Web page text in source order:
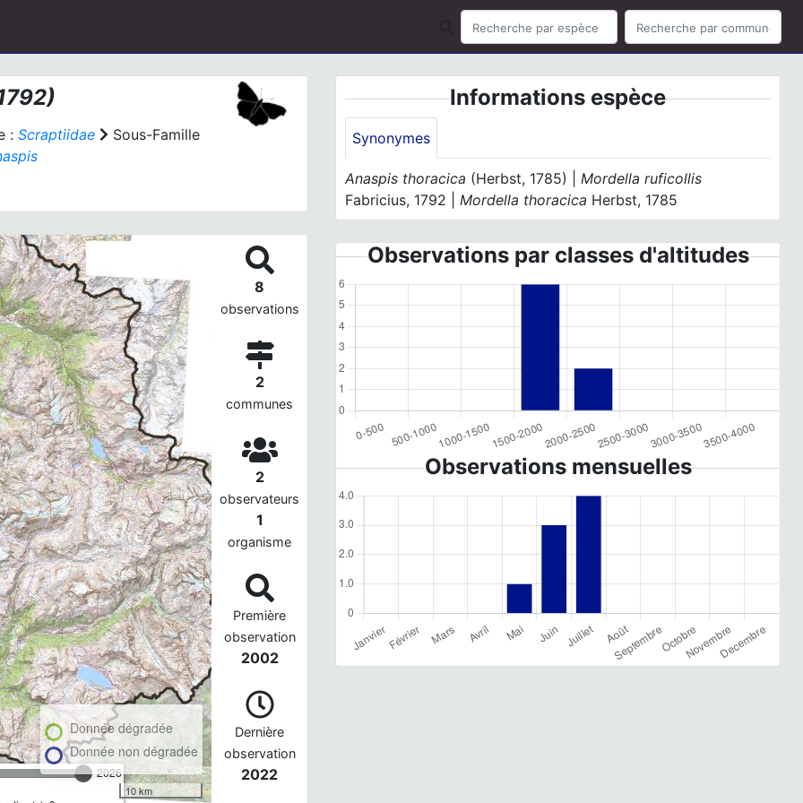
: Scraptiidae
Sous-Famille
2026
Donnée dégradée
Donnée non dégradée
10 km
8
observations
2
communes
2
observateurs
1
organisme
Première
observation
2002
Dernière
observation
2022
Informations espèce
Synonymes
Anaspis thoracica (Herbst, 1785) |Mordella ruficollis
Fabricius, 1792 |Mordella thoracica Herbst, 1785
Observations par classes d'altitudes
Observations mensuelles